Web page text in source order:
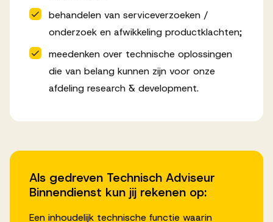
behandelen van serviceverzoeken /
onderzoek en afwikkeling productklachten;
meedenken over technische oplossingen
die van belang kunnen zijn voor onze
afdeling research & development.
Als gedreven Technisch Adviseur
Binnendienst kun jij rekenen op:
Een inhoudelijk technische functie waarin